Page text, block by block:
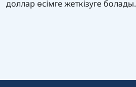
доллар өсімге жеткізуге болады.